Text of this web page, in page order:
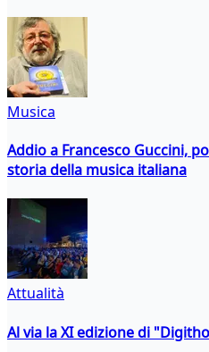
Musica
Addio a Francesco Guccini,
storia della musica italiana
Attualità
Al via la XI edizione di